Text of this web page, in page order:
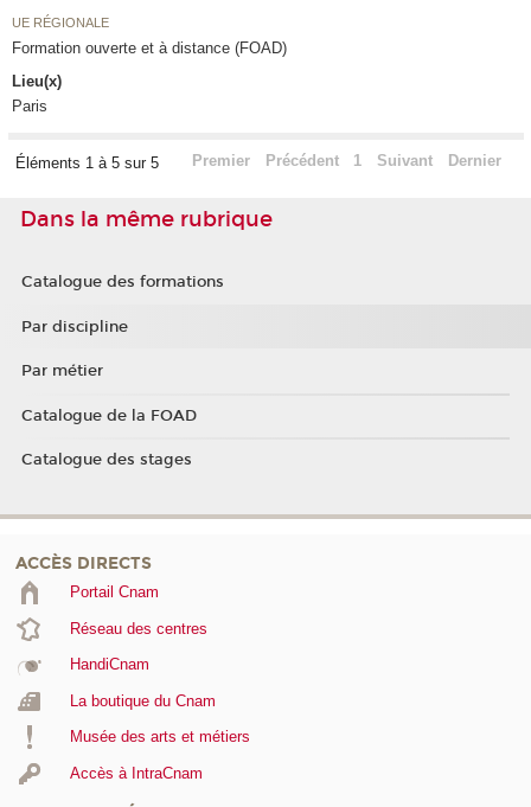
UE RÉGIONALE
Formation ouverte et à distance (FOAD)
Lieu(x)
Paris
Éléments 1 à 5 sur 5 Premier Précédent 1 Suivant Dernier
Dans la même rubrique
Catalogue des formations
Par discipline
Par métier
Catalogue de la FOAD
Catalogue des stages
ACCÈS DIRECTS
Portail Cnam
Réseau des centres
HandiCnam
La boutique du Cnam
Musée des arts et métiers
Accès à IntraCnam